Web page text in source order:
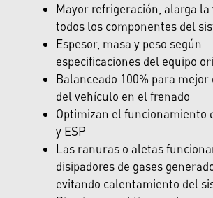
Mayor refrigeración, alarga la
todos los componentes del
Espesor, masa y peso según
especificaciones del equipo
Balanceado 100% para mejor
del vehículo en el frenado
Optimizan el funcionamiento
y ESP
Las ranuras o aletas
disipadores de gases
evitando calentamiento del